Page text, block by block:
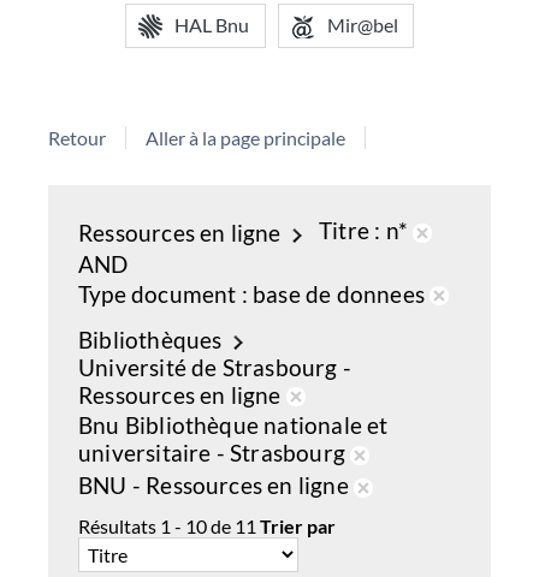
HAL Bnu Mir@bel
Retour Aller à la page principale
Ressources en ligne Titre
n*
de
AND
Type document
base de donnees
Bibliothèques
Université de Strasbourg -
Ressources en ligne
Retirer
de
la
recherche
courante
Bnu Bibliothèque nationale et
universitaire - Strasbourg
Retirer
BNU - Ressources en ligne
Résultats 1 - 10de 11 Trier par